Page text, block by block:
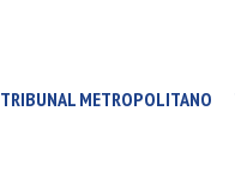
TRIBUNAL METROPOLITANO